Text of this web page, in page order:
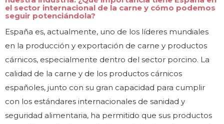
el sector internacional de la carne y cómo podemos
seguir potenciándola?
España es, actualmente, uno de los líderes mundiales
en la producción y exportación de carne y productos
cárnicos, especialmente dentro del sector porcino. La
calidad de la carne y de los productos cárnicos
españoles, junto con su gran capacidad para cumplir
con los estándares internacionales de sanidad y
seguridad alimentaria, ha permitido que sus productos